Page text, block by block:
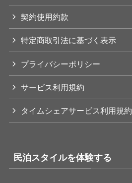
契約使用約款
特定商取引法に基づく表示
プライバシーポリシー
サービス利用規約
タイムシェアサービス利用規約
民泊スタイルを体験する